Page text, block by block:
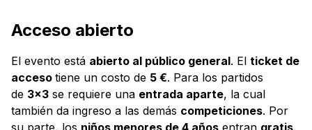
Acceso abierto
El evento está abierto al público general. El ticket de
acceso tiene un costo de 5 €. Para los partidos
de 3×3 se requiere una entrada aparte, la cual
también da ingreso a las demás competiciones. Por
su parte, los niños menores de 4 años entran gratis.